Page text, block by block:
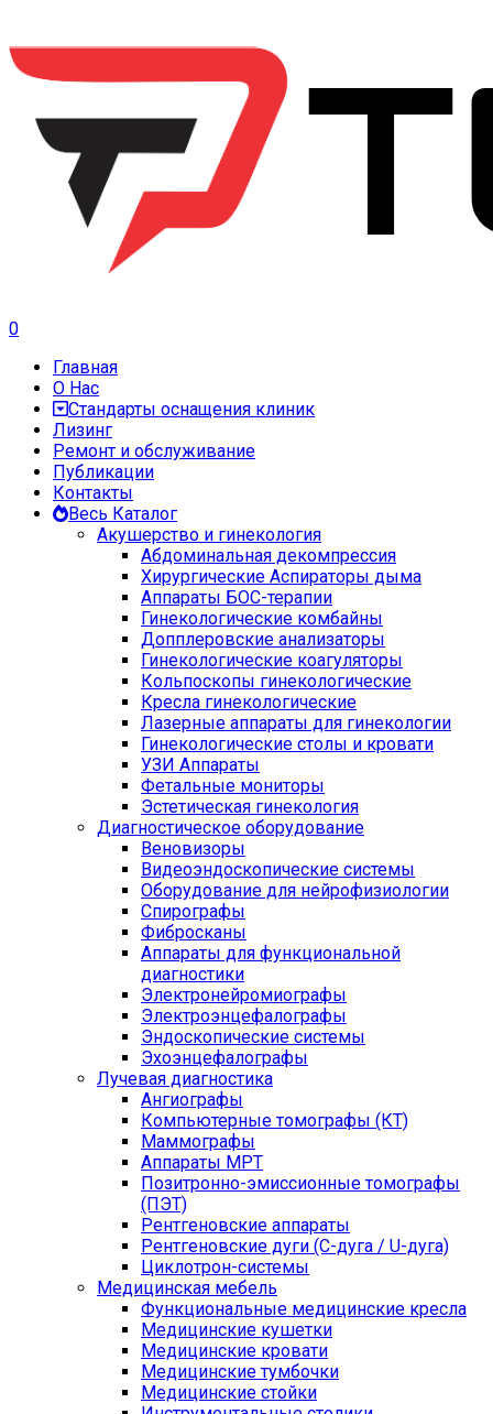
0
Главная
О Нас
Стандарты оснащения клиник
Лизинг
Ремонт и обслуживание
Публикации
Контакты
Весь Каталог
Акушерство и гинекология
Абдоминальная декомпрессия
Хирургические Аспираторы дыма
Аппараты БОС-терапии
Гинекологические комбайны
Допплеровские анализаторы
Гинекологические коагуляторы
Кольпоскопы гинекологические
Кресла гинекологические
Лазерные аппараты для гинекологии
Гинекологические столы и кровати
УЗИ Аппараты
Фетальные мониторы
Эстетическая гинекология
Диагностическое оборудование
Веновизоры
Видеоэндоскопические системы
Оборудование для нейрофизиологии
Спирографы
Фибросканы
Аппараты для функциональной
диагностики
Электронейромиографы
Электроэнцефалографы
Эндоскопические системы
Эхоэнцефалографы
Лучевая диагностика
Ангиографы
Компьютерные томографы (КТ)
Маммографы
Аппараты МРТ
Позитронно-эмиссионные томографы
(ПЭТ)
Рентгеновские аппараты
Рентгеновские дуги (С-дуга / U-дуга)
Циклотрон-системы
Медицинская мебель
Функциональные медицинские кресла
Медицинские кушетки
Медицинские кровати
Медицинские тумбочки
Медицинские стойки